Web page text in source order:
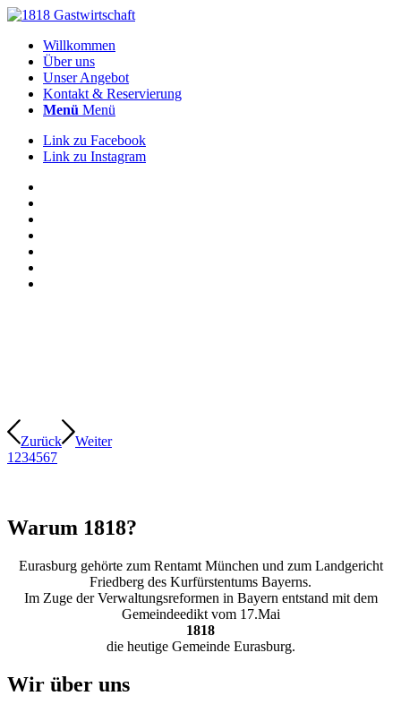
Willkommen
Über uns
Unser Angebot
Kontakt & Reservierung
Menü Menü
Link zu Facebook
Link zu Instagram
Zurück
Weiter
1 234567
Warum 1818?
Eurasburg gehörte zum Rentamt München und zum Landgericht
Friedberg des Kurfürstentums Bayerns.
Im Zuge der Verwaltungsreformen in Bayern entstand mit dem
Gemeindeedikt vom 17.Mai
1818
die heutige Gemeinde Eurasburg.
Wir über uns